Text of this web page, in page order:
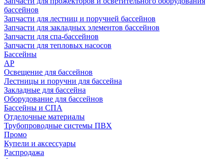
бассейнов
Запчасти для лестниц и поручней бассейнов
Запчасти для закладных элементов бассейнов
Запчасти для спа-бассейнов
Запчасти для тепловых насосов
Бассейны
AP
Освещение для бассейнов
Лестницы и поручни для бассейна
Закладные для бассейна
Оборудование для бассейнов
Бассейны и СПА
Отделочные материалы
Трубопроводные системы ПВХ
Промо
Купели и аксессуары
Распродажа